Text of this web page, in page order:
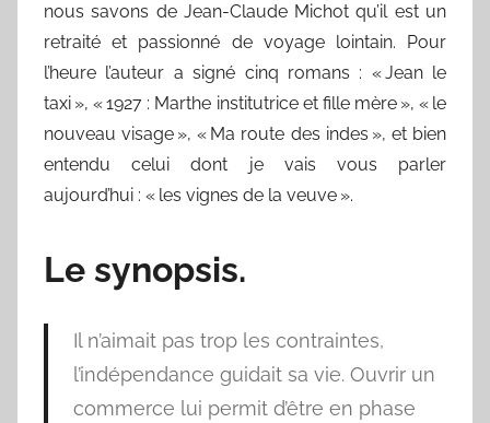
nous savons de Jean-Claude Michot qu’il est un
retraité et passionné de voyage lointain. Pour
l’heure l’auteur a signé cinq romans : « Jean le
taxi », « 1927 : Marthe institutrice et fille mère », « le
nouveau visage », « Ma route des indes », et bien
entendu celui dont je vais vous parler
aujourd’hui : « les vignes de la veuve ».
Le synopsis.
Il n’aimait pas trop les contraintes,
l’indépendance guidait sa vie. Ouvrir un
commerce lui permit d’être en phase